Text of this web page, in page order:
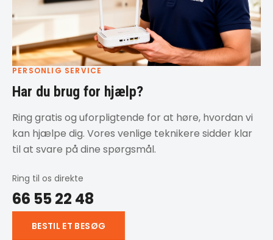
PERSONLIG SERVICE
Har du brug for hjælp?
Ring gratis og uforpligtende for at høre, hvordan vi
kan hjælpe dig. Vores venlige teknikere sidder klar
til at svare på dine spørgsmål.
Ring til os direkte
66 55 22 48
BESTIL ET BESØG